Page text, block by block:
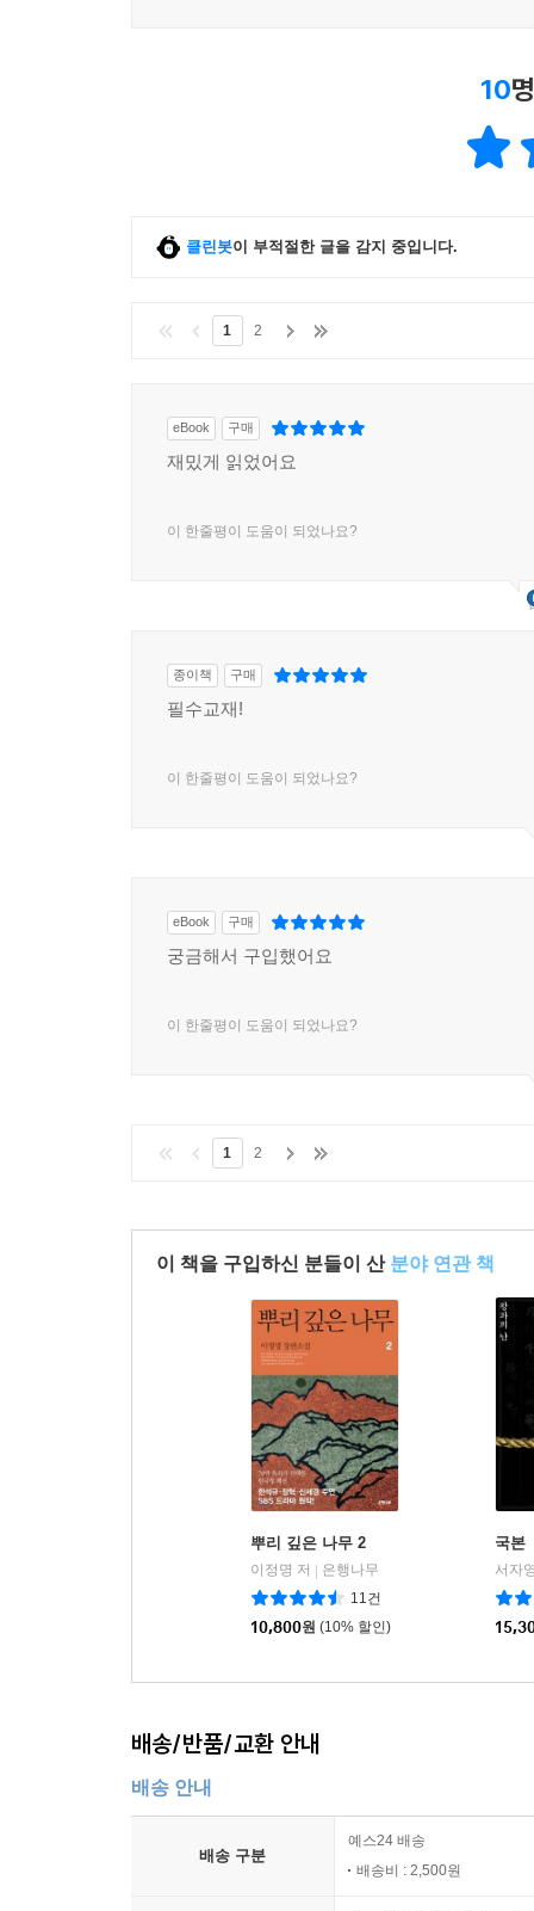
10
클린봇이 부적절한 글을 감지 중입니다.
1 2
eBook 구매
재밌게 읽었어요
이 한줄평이 도움이 되었나요?
종이책 구매
필수교재!
이 한줄평이 도움이 되었나요?
eBook 구매
궁금해서 구입했어요
이 한줄평이 도움이 되었나요?
1 2
이 책을 구입하신 분들이 산 분야 연관 책
뿌리 깊은 나무 2
이정명 저
은행나무
11건
10,800원 (10% 할인)
국본
서자
배송/반품/교환 안내
배송 안내
배송 구분
예스24 배송
배송비 : 2,500원